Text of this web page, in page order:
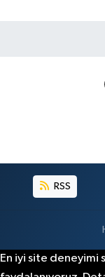
RSS
En iyi site deneyimi